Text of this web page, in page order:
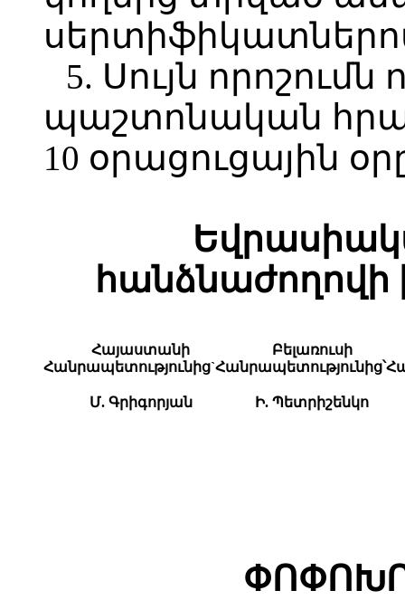
5. Սույն
պաշտոնական
10 օրացուցային
հանձնաժողովի
Հայաստանի
Հանրապետությունից`
Բելառուսի
Հանրապետությունից՝
Մ. Գրիգորյան Ի. Պետրիշենկո